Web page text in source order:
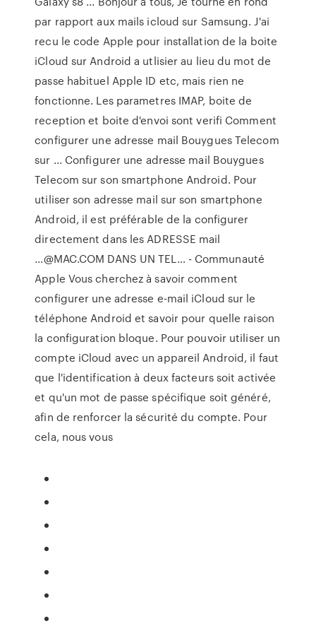
par rapport aux mails icloud sur Samsung. J'ai
recu le code Apple pour installation de la boite
iCloud sur Android a utlisier au lieu du mot de
passe habituel Apple ID etc, mais rien ne
fonctionne. Les parametres IMAP, boite de
reception et boite d'envoi sont verifi Comment
configurer une adresse mail Bouygues Telecom
sur ... Configurer une adresse mail Bouygues
Telecom sur son smartphone Android. Pour
utiliser son adresse mail sur son smartphone
Android, il est préférable de la configurer
directement dans les ADRESSE mail
...@MAC.COM DANS UN TEL… - Communauté
Apple Vous cherchez à savoir comment
configurer une adresse e-mail iCloud sur le
téléphone Android et savoir pour quelle raison
la configuration bloque. Pour pouvoir utiliser un
compte iCloud avec un appareil Android, il faut
que l'identification à deux facteurs soit activée
et qu'un mot de passe spécifique soit généré,
afin de renforcer la sécurité du compte. Pour
cela, nous vous